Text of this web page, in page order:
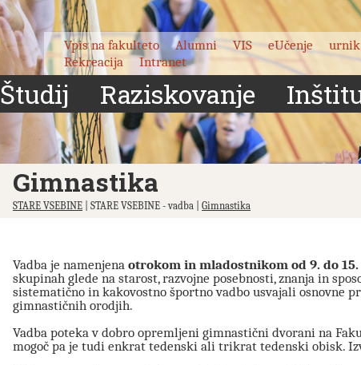
Vpis na fakulteto Alumni VIS eUčenje urnik
Rekreacija
Intranet
Študij Raziskovanje
Gimnastika
STARE VSEBINE | STARE VSEBINE - vadba | Gimnastika
Vadba je namenjena otrokom in mladostnikom od 9. do
skupinah glede na starost, razvojne posebnosti, znanja in
sistematično in kakovostno športno vadbo usvajali osnovne
gimnastičnih orodjih.
Vadba poteka v dobro opremljeni gimnastični dvorani na
mogoč pa je tudi enkrat tedenski ali trikrat tedenski obisk.